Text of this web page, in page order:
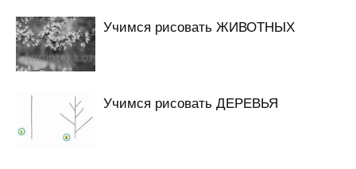
Учимся рисовать ЖИВОТНЫХ
Учимся рисовать ДЕРЕВЬЯ